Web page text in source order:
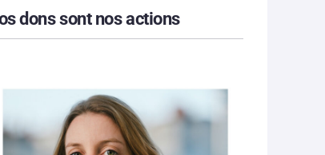
dons sont nos actions